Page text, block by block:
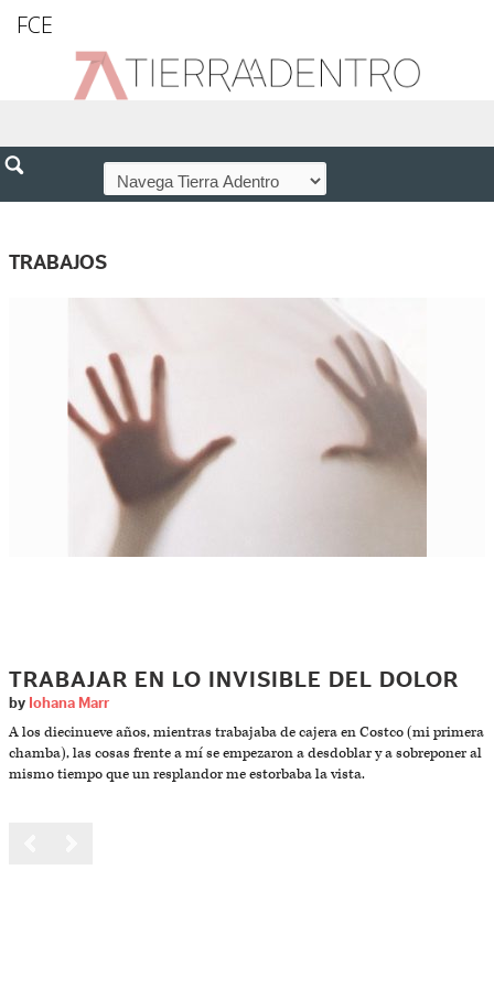
FCE
TRABAJOS
TRABAJAR EN LO INVISIBLE DEL DOLOR
by Iohana Marr
A los diecinueve años, mientras trabajaba de cajera en Costco (mi primera
chamba), las cosas frente a mí se empezaron a desdoblar y a sobreponer al
mismo tiempo que un resplandor me estorbaba la vista.